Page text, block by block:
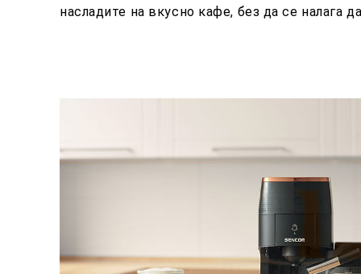
насладите на вкусно кафе, без да се налага